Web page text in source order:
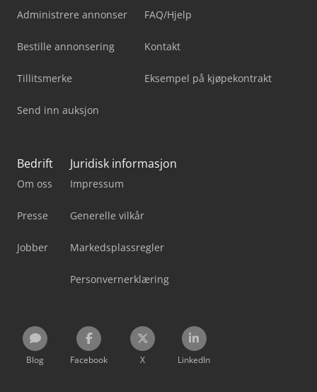
Administrere annonser
Bestille annonsering
Tillitsmerke
Send inn auksjon
FAQ/Hjelp
Kontakt
Eksempel på kjøpekontrakt
Bedrift
Om oss
Presse
Jobber
Juridisk informasjon
Impressum
Generelle vilkår
Markedsplassregler
Personvernerklæring
Blog Facebook X LinkedIn